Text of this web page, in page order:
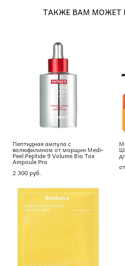
ТАКЖЕ ВАМ МОЖЕТ
Пептидная ампула с
волюфилином от морщин Medi-
Peel Peptide 9 Volume Bio Tox
Ampoule Pro
2 300 pуб.